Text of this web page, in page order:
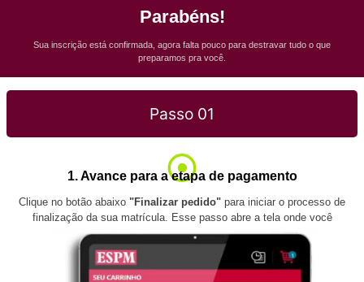
Parabéns!
Sua inscrição está confirmada, agora falta pouco para destravar tudo o que
preparamos pra você.
Passo 01
1. Avance para a etapa de pagamento
Clique no botão abaixo "Finalizar pedido" para iniciar o processo de
finalização da sua matrícula. Esse passo abre a tela onde você
continua o fluxo de pagamento.